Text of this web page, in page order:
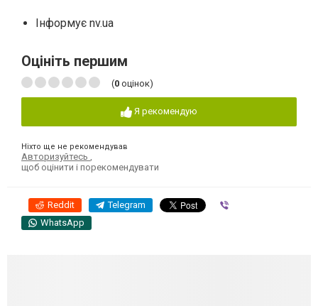
Інформує nv.ua
Оцініть першим
(0 оцінок)
Я рекомендую
Ніхто ще не рекомендував
Авторизуйтесь ,
щоб оцінити і порекомендувати
Reddit Telegram
WhatsApp